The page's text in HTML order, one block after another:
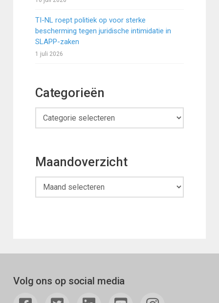
TI-NL roept politiek op voor sterke
bescherming tegen juridische intimidatie in
SLAPP-zaken
1 juli 2026
Categorieën
Categorieën
Maandoverzicht
Maandoverzicht
Volg ons op social media